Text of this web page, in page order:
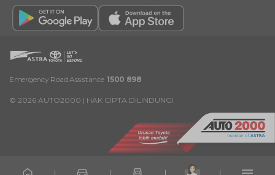
Emergency Road Assistance 1500 898
© 2026 AUTO2000 | HAK CIPTA DILINDUNGI